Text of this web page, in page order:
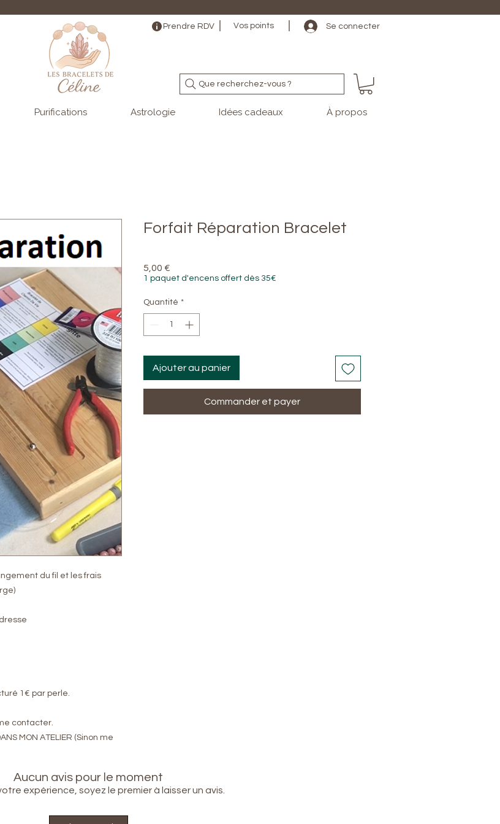
dès 69€  (hors frais de
Prendre RDV Vos points Se connecter
Que recherchez-vous ?
Purifications Astrologie Idées cadeaux À propos
du fil et les frais
1€ par perle.
contacter.
MON ATELIER (Sinon me
Forfait Réparation Bracelet
5,00 €
1 paquet d'encens offert dès 35€
Quantité *
Ajouter au panier
Commander et payer
Aucun avis pour le moment
expérience, soyez le premier à laisser un avis.